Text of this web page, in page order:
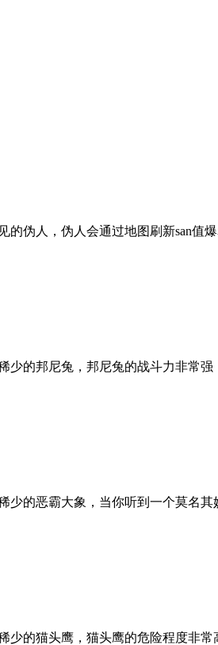
伪人，伪人会通过地图刷新san值
的邦尼兔，邦尼兔的战斗力非常
少的恶霸大象，当你听到一个莫名
的猫头鹰，猫头鹰的危险程度非